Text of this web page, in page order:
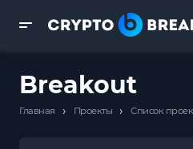
Breakout
Главная › Проекты › Список